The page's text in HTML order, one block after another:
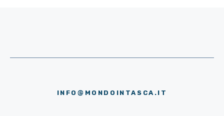
INFO@MONDOINTASCA.IT